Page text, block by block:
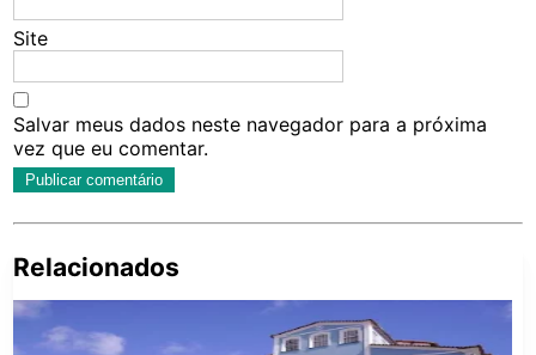
Site
Salvar meus dados neste navegador para a próxima
vez que eu comentar.
Relacionados